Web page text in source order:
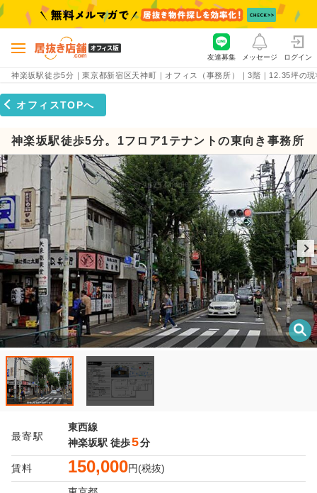
神楽坂駅徒歩5分｜東京都新宿区天神町｜オフィス（事務所）｜3階｜12.35坪の
友達募集 メッセージ ログイン
オフィスTOPへ
神楽坂駅徒歩5分。1フロア1テナントの東向き事務所
最寄駅
東西線
神楽坂駅 徒歩5分
賃料 150,000円(税抜)